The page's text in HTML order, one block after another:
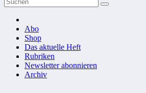
Abo
Shop
Das aktuelle Heft
Rubriken
Newsletter abonnieren
Archiv